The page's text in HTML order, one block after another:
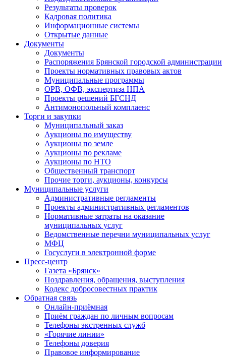
Результаты проверок
Кадровая политика
Информационные системы
Открытые данные
Документы
Документы
Распоряжения Брянской городской администрации
Проекты нормативных правовых актов
Муниципальные программы
ОРВ, ОФВ, экспертиза НПА
Проекты решений БГСНД
Антимонопольный комплаенс
Торги и закупки
Муниципальный заказ
Аукционы по имуществу
Аукционы по земле
Аукционы по рекламе
Аукционы по НТО
Общественный транспорт
Прочие торги, аукционы, конкурсы
Муниципальные услуги
Административные регламенты
Проекты административных регламентов
Нормативные затраты на оказание
муниципальных услуг
Ведомственные перечни муниципальных услуг
МФЦ
Госуслуги в электронной форме
Пресс-центр
Газета «Брянск»
Поздравления, обращения, выступления
Кодекс добросовестных практик
Обратная связь
Онлайн-приёмная
Приём граждан по личным вопросам
Телефоны экстренных служб
«Горячие линии»
Телефоны доверия
Правовое информирование